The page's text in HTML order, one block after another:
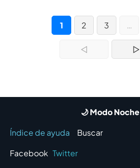
1 2 3 …
◁ ▷
🌙 Modo Noche
Índice de ayuda
Buscar
Facebook Twitter